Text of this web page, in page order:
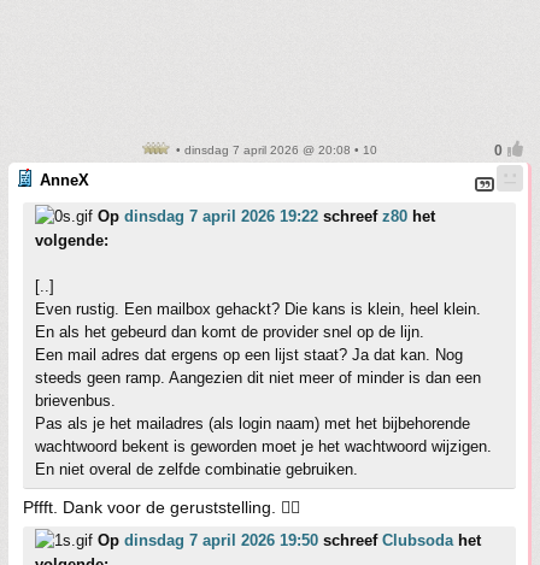
• dinsdag 7 april 2026 @ 20:08 • 10
AnneX
Op dinsdag 7 april 2026 19:22 schreef z80 het
volgende:
[..]
Even rustig. Een mailbox gehackt? Die kans is klein, heel klein.
En als het gebeurd dan komt de provider snel op de lijn.
Een mail adres dat ergens op een lijst staat? Ja dat kan. Nog
steeds geen ramp. Aangezien dit niet meer of minder is dan een
brievenbus.
Pas als je het mailadres (als login naam) met het bijbehorende
wachtwoord bekent is geworden moet je het wachtwoord wijzigen.
En niet overal de zelfde combinatie gebruiken.
Pffft. Dank voor de geruststelling. 👍🏼
Op dinsdag 7 april 2026 19:50 schreef Clubsodahet